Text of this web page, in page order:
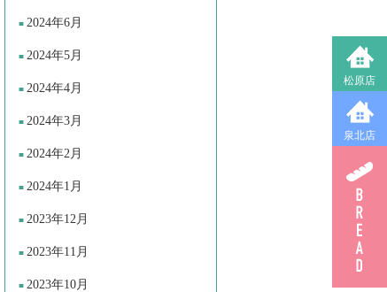
松原店
泉北店
2024年6月
2024年5月
2024年4月
2024年3月
2024年2月
2024年1月
2023年12月
2023年11月
2023年10月